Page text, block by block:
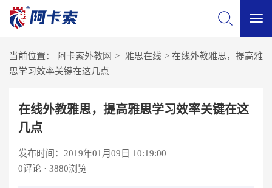
当前位置： 阿卡索外教网 > 雅思在线 > 在线外教雅思，提高雅
思学习效率关键在这几点
在线外教雅思，提高雅思学习效率关键在这
几点
发布时间：2019年01月09日 10:19:00
0评论 · 3880浏览